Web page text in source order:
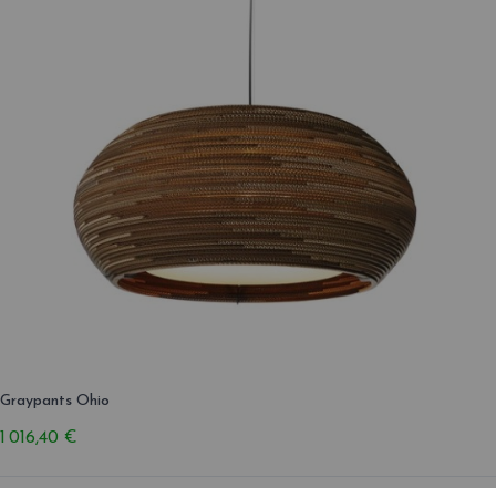
Graypants Ohio
1 016,40 €